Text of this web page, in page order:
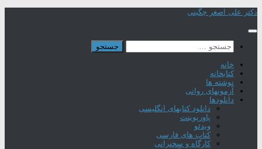
Skip
content
دکتر علی اصغر چگینی
جستجو
برای:
خانه
کتابخانه
نوشته ها
آزمونهای روانی
دانلودها
دانلود کتابهای انگلیسی
پاورپوینت
ویدئو
کتاب های فارسی
کارگاه و سخنرانی